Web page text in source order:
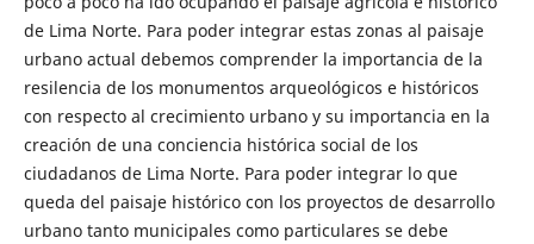
de Lima Norte. Para poder integrar estas zonas al paisaje
urbano actual debemos comprender la importancia de la
resilencia de los monumentos arqueológicos e históricos
con respecto al crecimiento urbano y su importancia en la
creación de una conciencia histórica social de los
ciudadanos de Lima Norte. Para poder integrar lo que
queda del paisaje histórico con los proyectos de desarrollo
urbano tanto municipales como particulares se debe